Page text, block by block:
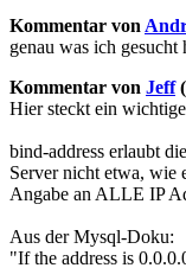
Kommentar von
genau was ich
Kommentar von Jeff
Hier steckt ein
bind-address erlaubt
Server nicht etwa, wie
Angabe an ALLE IP
Aus der Mysql-Doku:
"If the address is